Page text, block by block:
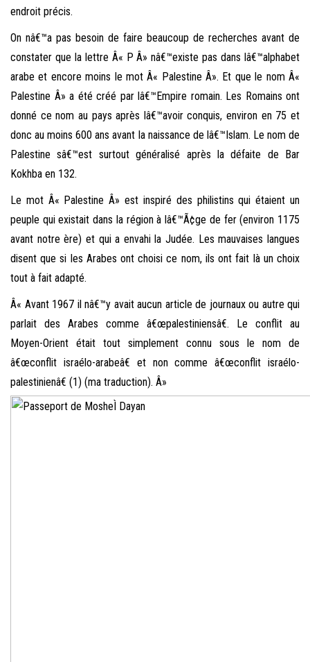
endroit précis.
On nâ€™a pas besoin de faire beaucoup de recherches avant de
constater que la lettre Â« P Â» nâ€™existe pas dans lâ€™alphabet
arabe et encore moins le mot Â« Palestine Â». Et que le nom Â«
Palestine Â» a été créé par lâ€™Empire romain. Les Romains ont
donné ce nom au pays après lâ€™avoir conquis, environ en 75 et
donc au moins 600 ans avant la naissance de lâ€™Islam. Le nom de
Palestine sâ€™est surtout généralisé après la défaite de Bar
Kokhba en 132.
Le mot Â« Palestine Â» est inspiré des philistins qui étaient un
peuple qui existait dans la région à lâ€™Ã¢ge de fer (environ 1175
avant notre ère) et qui a envahi la Judée. Les mauvaises langues
disent que si les Arabes ont choisi ce nom, ils ont fait là un choix
tout à fait adapté.
Â« Avant 1967 il nâ€™y avait aucun article de journaux ou autre qui
parlait des Arabes comme â€œpalestiniensâ€. Le conflit au
Moyen-Orient était tout simplement connu sous le nom de
â€œconflit israélo-arabeâ€ et non comme â€œconflit israélo-
palestinienâ€ (1) (ma traduction). Â»